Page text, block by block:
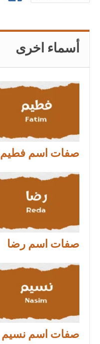
أسماء اخرى
صفات اسم فطيم
صفات اسم رضا
صفات اسم نسيم